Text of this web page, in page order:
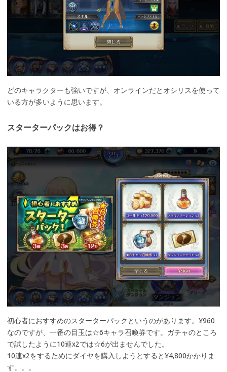
どのキャラクターも強いですが、オンラインだとオシリスを使って
いる方が多いように思います。
スターターパックはお得？
初心者におすすめのスターターパックというのがあります。¥960
なのですが、一番の目玉は☆6キャラ召喚券です。ガチャのところ
で試したように10連x2では☆6が出ませんでした。
10連x2をするためにダイヤを購入しようとすると¥4,800かかりま
す。。。